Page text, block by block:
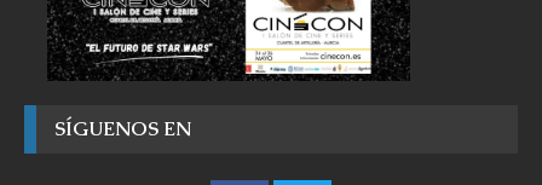
SÍGUENOS EN